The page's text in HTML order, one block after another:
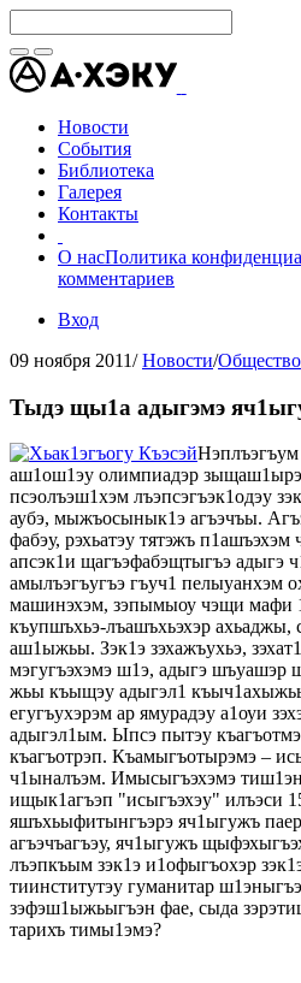
Новости
События
Библиотека
Галерея
Контакты
О насПолитика
комментариев
Вход
09 ноября 2011/ Новости/Общество
Тыдэ щы1а адыгэмэ
Нэплъэгъум
аш1ош1эу олимпиадэр
псэолъэш1хэм лъэпсэгъэк1одэу
аубэ, мыжъосынык1э агъэчъы.
фабэу, рэхьатэу тятэжъ
апсэк1и щагъэфабэщтыгъэ адыгэ
амылъэгъугъэ гъуч1 пелыуанхэм
машинэхэм, зэпымыоу чэщи мафи
къупшъхьэ-лъашъхьэхэр
аш1ыжьы. Зэк1э зэхажъухьэ,
мэгугъэхэмэ ш1э, адыгэ шъуашэр
жьы къыщэу адыгэл1
егугъухэрэм ар ямурадэу а1оуи
адыгэл1ым. Ыпсэ пытэу
къагъотрэп. Къамыгъотырэмэ –
ч1ыналъэм. Имысыгъэхэмэ
ищык1агъэп "исыгъэхэу" илъэси
яшъхьыфитынгъэрэ яч1ыгужъ
агъэчъагъэу, яч1ыгужъ
лъэпкъым зэк1э и1офыгъохэр
тиинститутэу гуманитар
зэфэш1ыжьыгъэн фае, сыда
тарихъ тимы1эмэ?